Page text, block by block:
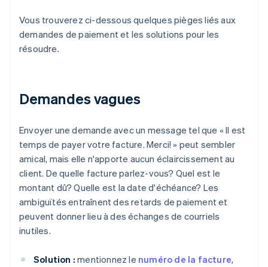
Vous trouverez ci-dessous quelques pièges liés aux
demandes de paiement et les solutions pour les
résoudre.
Demandes vagues
Envoyer une demande avec un message tel que « Il est
temps de payer votre facture. Merci! » peut sembler
amical, mais elle n'apporte aucun éclaircissement au
client. De quelle facture parlez-vous? Quel est le
montant dû? Quelle est la date d'échéance? Les
ambiguïtés entraînent des retards de paiement et
peuvent donner lieu à des échanges de courriels
inutiles.
Solution : mentionnez le numéro de la facture,